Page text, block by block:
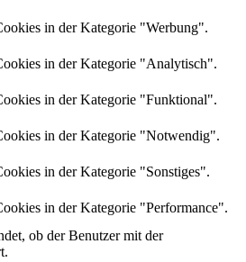
in der Kategorie "Werbung".
in der Kategorie "Analytisch".
in der Kategorie "Funktional".
in der Kategorie "Notwendig".
in der Kategorie "Sonstiges".
in der Kategorie "Performance".
ob der Benutzer mit der